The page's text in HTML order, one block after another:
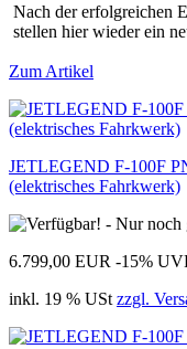
Nach der erfolgreichen
stellen hier wieder ein
Zum Artikel
JETLEGEND F-100F
(elektrisches Fahrkwerk)
6.799,00 EUR -15%
inkl. 19 % USt zzgl.